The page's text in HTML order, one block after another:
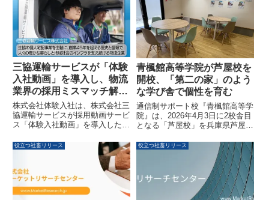
三協運輸サービスが「体験
入社動画」を導入し、物流
業界の採用ミスマッチ解消
へ
株式会社体験入社は、株式会社三
協運輸サービスが採用動画サービ
ス「体験入社動画」を導入したこ
入社後のリアルを可視化すること
で、物流業界における採用課題の
解決と、企業と求職者のミスマッ
チ解消を目指すものです。
青楓館高等学院が芦屋校を
開校、「第二の家」のよう
な学び舎で個性を育む
通信制サポート校『青楓館高等学
院』は、2026年4月3日に2校舎目
となる「芦屋校」を兵庫県芦屋市
個性を育める「第二の家」のよう
な環境を目指し、在校生が主体と
なって設計されたこの新校舎は、
多様な学習・交流スペースを備え
ています。明石本校舎の成功を基
盤に、より多くの若者に独自の教
役立つ社畜リリース 役立つ社畜リリース